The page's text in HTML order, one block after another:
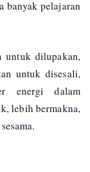
banyak pelajaran
untuk dilupakan,
untuk disesali,
energi dalam
lebih bermakna,